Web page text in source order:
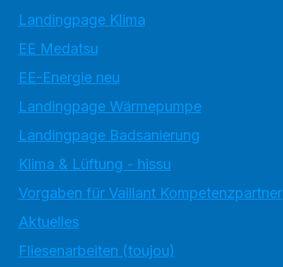
Landingpage Klima
EE Medatsu
EE-Energie neu
Landingpage Wärmepumpe
Landingpage Badsanierung
Klima & Lüftung - hissu
Vorgaben für Vaillant Kompetenzpartner
Aktuelles
Fliesenarbeiten (toujou)